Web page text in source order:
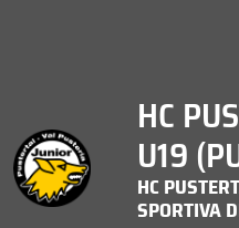
HC
U19
HC
SPORTIVA